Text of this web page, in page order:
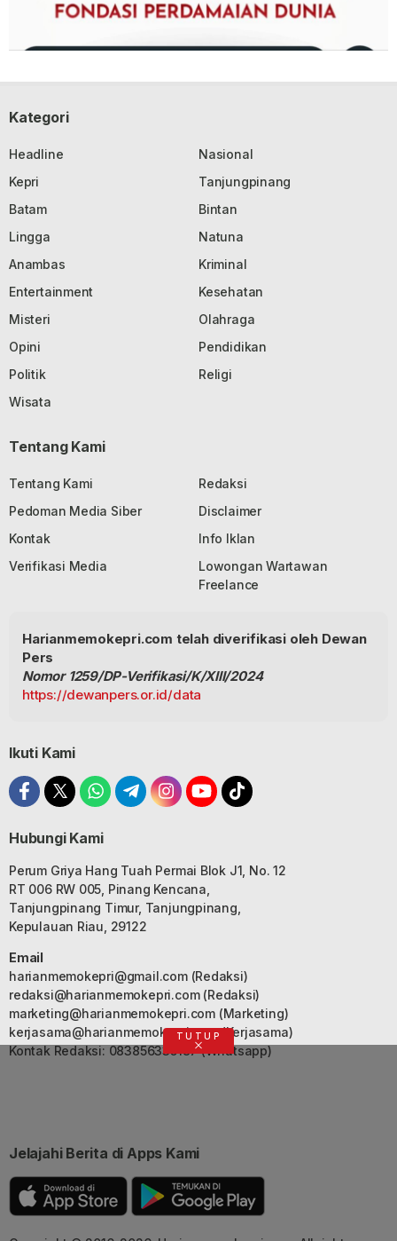
Kategori
Headline
Nasional
Kepri
Tanjungpinang
Batam
Bintan
Lingga
Natuna
Anambas
Kriminal
Entertainment
Kesehatan
Misteri
Olahraga
Opini
Pendidikan
Politik
Religi
Wisata
Tentang Kami
Tentang Kami
Redaksi
Pedoman Media Siber
Disclaimer
Kontak
Info Iklan
Verifikasi Media
Lowongan Wartawan
Freelance
Harianmemokepri.com telah diverifikasi oleh Dewan
Pers
Nomor 1259/DP-Verifikasi/K/XIII/2024
https://dewanpers.or.id/data
Ikuti Kami
Hubungi Kami
Perum Griya Hang Tuah Permai Blok J1, No. 12
RT 006 RW 005, Pinang Kencana,
Tanjungpinang Timur, Tanjungpinang,
Kepulauan Riau, 29122
Email
harianmemokepri@gmail.com(Redaksi)
redaksi@harianmemokepri.com(Redaksi)
marketing@harianmemokepri.com(Marketing)
kerjasama@harianmemokepri.com(Kerjasama)
Kontak Redaksi: 083856335187 (Whatsapp)
Jelajahi Berita di Apps Kami
TUTUP